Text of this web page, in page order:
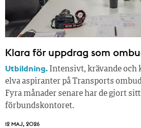
Klara för uppdrag som
Utbildning. Intensivt, krävande och
elva aspiranter på Transports
Fyra månader senare har de gjort
förbundskontoret.
12 MAJ, 2026